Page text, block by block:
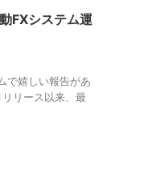
FXシステム運
で嬉しい報告があ
リース以来、最